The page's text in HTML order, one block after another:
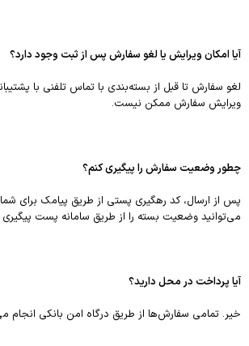
آیا امکان ویرایش یا لغو سفارش پس از ثبت وجود دارد؟
لغو سفارش تا قبل از بسته‌بندی با تماس تلفنی با
ویرایش سفارش ممکن نیست.
چطور وضعیت سفارش را پیگیری کنم؟
پس از ارسال، کد رهگیری پستی از طریق پیامک برای
می‌توانید وضعیت بسته را از طریق سامانه پست پیگیری
آیا پرداخت در محل دارید؟
خیر. تمامی سفارش‌ها از طریق درگاه امن بانکی انجام